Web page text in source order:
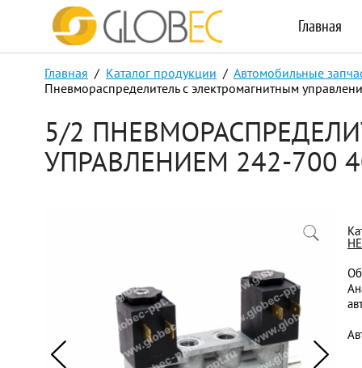
Главная
Главная / Каталог продукции / Автомобильные
Пневмораспределитель с электромагнитным
5/2
УПРАВЛЕНИЕМ 242-700